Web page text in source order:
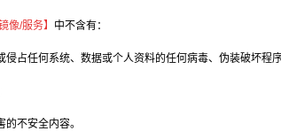
像/服务】 中不含有：
侵占任何系统、数据或个人资料的任何病毒、伪装破坏程
不安全内容。